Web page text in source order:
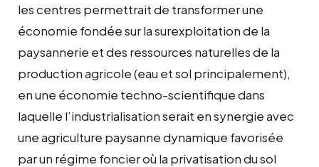
les centres permettrait de transformer une
économie fondée sur la surexploitation de la
paysannerie et des ressources naturelles de la
production agricole (eau et sol principalement),
en une économie techno-scientifique dans
laquelle l’industrialisation serait en synergie avec
une agriculture paysanne dynamique favorisée
par un régime foncier où la privatisation du sol